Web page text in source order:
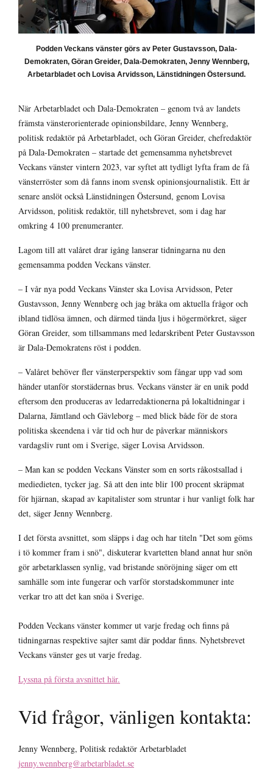
Podden Veckans vänster görs av Peter Gustavsson, Dala-
Demokraten, Göran Greider, Dala-Demokraten, Jenny Wennberg,
Arbetarbladet och Lovisa Arvidsson, Länstidningen Östersund.
När Arbetarbladet och Dala-Demokraten – genom två av landets
främsta vänsterorienterade opinionsbildare, Jenny Wennberg,
politisk redaktör på Arbetarbladet, och Göran Greider, chefredaktör
på Dala-Demokraten – startade det gemensamma nyhetsbrevet
Veckans vänster vintern 2023, var syftet att tydligt lyfta fram de få
vänsterröster som då fanns inom svensk opinionsjournalistik. Ett år
senare anslöt också Länstidningen Östersund, genom Lovisa
Arvidsson, politisk redaktör, till nyhetsbrevet, som i dag har
omkring 4 100 prenumeranter.
Lagom till att valåret drar igång lanserar tidningarna nu den
gemensamma podden Veckans vänster.
– I vår nya podd Veckans Vänster ska Lovisa Arvidsson, Peter
Gustavsson, Jenny Wennberg och jag bråka om aktuella frågor och
ibland tidlösa ämnen, och därmed tända ljus i högermörkret, säger
Göran Greider, som tillsammans med ledarskribent Peter Gustavsson
är Dala-Demokratens röst i podden.
– Valåret behöver fler vänsterperspektiv som fångar upp vad som
händer utanför storstädernas brus. Veckans vänster är en unik podd
eftersom den produceras av ledarredaktionerna på lokaltidningar i
Dalarna, Jämtland och Gävleborg – med blick både för de stora
politiska skeendena i vår tid och hur de påverkar människors
vardagsliv runt om i Sverige, säger Lovisa Arvidsson.
– Man kan se podden Veckans Vänster som en sorts råkostsallad i
mediedieten, tycker jag. Så att den inte blir 100 procent skräpmat
för hjärnan, skapad av kapitalister som struntar i hur vanligt folk har
det, säger Jenny Wennberg.
I det första avsnittet, som släpps i dag och har titeln "Det som göms
i tö kommer fram i snö", diskuterar kvartetten bland annat hur snön
gör arbetarklassen synlig, vad bristande snöröjning säger om ett
samhälle som inte fungerar och varför storstadskommuner inte
verkar tro att det kan snöa i Sverige.
Podden Veckans vänster kommer ut varje fredag och finns på
tidningarnas respektive sajter samt där poddar finns. Nyhetsbrevet
Veckans vänster ges ut varje fredag.
Lyssna på första avsnittet här.
Vid frågor, vänligen kontakta:
Jenny Wennberg, Politisk redaktör Arbetarbladet
jenny.wennberg@arbetarbladet.se